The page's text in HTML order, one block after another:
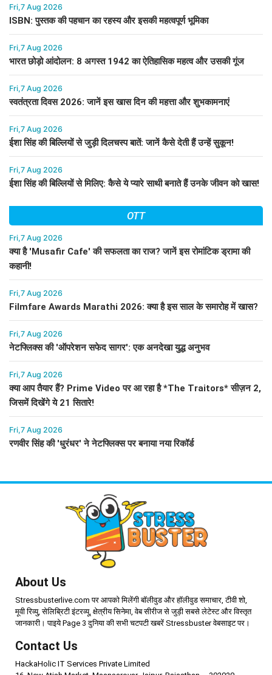
Fri,7 Aug 2026
ISBN: पुस्तक की पहचान का रहस्य और इसकी महत्वपूर्ण भूमिका
Fri,7 Aug 2026
भारत छोड़ो आंदोलन: 8 अगस्त 1942 का ऐतिहासिक महत्व और उसकी गूंज
Fri,7 Aug 2026
स्वतंत्रता दिवस 2026: जानें इस खास दिन की महत्ता और शुभकामनाएं
Fri,7 Aug 2026
ईशा सिंह की बिल्लियों से जुड़ी दिलचस्प बातें: जानें कैसे देती हैं उन्हें सुकून!
Fri,7 Aug 2026
ईशा सिंह की बिल्लियों से मिलिए: कैसे ये प्यारे साथी बनाते हैं उनके जीवन को खास!
OTT
Fri,7 Aug 2026
क्या है 'Musafir Cafe' की सफलता का राज? जानें इस रोमांटिक ड्रामा की
कहानी!
Fri,7 Aug 2026
Filmfare Awards Marathi 2026: क्या है इस साल के समारोह में खास?
Fri,7 Aug 2026
नेटफ्लिक्स की 'ऑपरेशन सफेद सागर': एक अनदेखा युद्ध अनुभव
Fri,7 Aug 2026
क्या आप तैयार हैं? Prime Video पर आ रहा है *The Traitors* सीज़न 2,
जिसमें दिखेंगे ये 21 सितारे!
Fri,7 Aug 2026
रणवीर सिंह की 'धुरंधर' ने नेटफ्लिक्स पर बनाया नया रिकॉर्ड
About Us
Stressbusterlive.com पर आपको मिलेंगी बॉलीवुड और हॉलीवुड समाचार, टीवी शो,
मूवी रिव्यु, सेलिब्रिटी इंटरव्यू, क्षेत्रीय सिनेमा, वेब सीरीज से जुड़ी सबसे लेटेस्ट और विस्तृत
जानकारी। पाइये Page 3 दुनिया की सभी चटपटी खबरें Stressbuster वेबसाइट पर।
Contact Us
HackaHolic IT Services Private Limited